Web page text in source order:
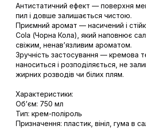
Антистатичний ефект — поверхня
пил і довше залишається чистою.
Приємний аромат — насичений і
Cola (Чорна Кола), який наповнює
свіжим, ненав’язливим ароматом.
Зручність застосування — кремова
наноситься і розподіляється, не
жирних розводів чи білих плям.
Характеристики:
Об’єм: 750 мл
Тип: крем-поліроль
Призначення: пластик, вініл, гума в